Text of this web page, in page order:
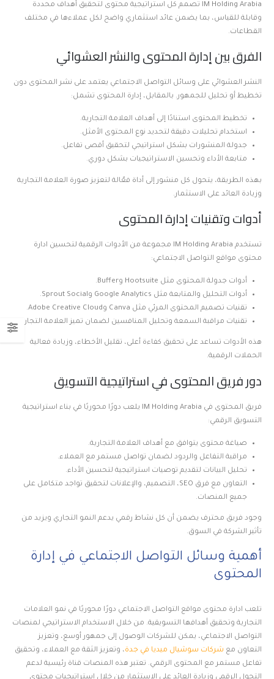
IM Holding Arabia تصمم كل استراتيجية محتوى لتحقيق أهداف محددة
وقابلة للقياس، بما يضمن عائد استثماري واضح لكل عملاءها في مختلف
القطاعات.
الفرق بين إدارة المحتوى والنشر العشوائي
النشر العشوائي على وسائل التواصل الاجتماعي يعتمد على نشر المحتوى دون
تخطيط أو تحليل للجمهور. بالمقابل، إدارة المحتوى تشمل:
تخطيط المحتوى استنادًا إلى أهداف العلامة التجارية.
استخدام تحليلات دقيقة لتحديد نوع المحتوى الأمثل.
جدولة المنشورات بشكل استراتيجي لتحقيق أقصى تفاعل.
متابعة الأداء وتحسين الاستراتيجيات بشكل دوري.
بهذه الطريقة، يتحول كل منشور إلى أداة فعّالة لتعزيز صورة العلامة التجارية
وزيادة العائد على الاستثمار.
أدوات وتقنيات إدارة المحتوى
تستخدم IM Holding Arabia مجموعة من الأدوات الرقمية لتحسين ادارة
محتوى مواقع التواصل الاجتماعي:
أدوات جدولة المحتوى مثل Hootsuite وBuffer.
أدوات التحليل والمتابعة مثل Google Analytics وSprout Social.
تقنيات تصميم المحتوى المرئي مثل Canva وAdobe Creative Cloud.
تقنيات مراقبة السمعة وتحليل المنافسين لضمان تميز العلامة التجارية.
هذه الأدوات تساعد على تحقيق كفاءة أعلى، تقليل الأخطاء، وزيادة فعالية
الحملات الرقمية.
دور فريق المحتوى في استراتيجية التسويق
فريق المحتوى في IM Holding Arabia يلعب دورًا محوريًا في بناء استراتيجية
التسويق الرقمي:
صياغة محتوى يتوافق مع أهداف العلامة التجارية.
مراقبة التفاعل والردود لضمان تواصل مستمر مع العملاء.
تحليل البيانات لتقديم توصيات استراتيجية لتحسين الأداء.
التعاون مع فرق SEO، التصميم، والإعلانات لتحقيق تواجد متكامل على
جميع المنصات.
وجود فريق محترف يضمن أن كل نشاط رقمي يدعم النمو التجاري ويزيد من
تأثير الشركة في السوق.
أهمية وسائل التواصل الاجتماعي في إدارة
المحتوى
تلعب ادارة محتوى مواقع التواصل الاجتماعي دورًا محوريًا في نمو العلامات
التجارية وتحقيق أهدافها التسويقية. من خلال الاستخدام الاستراتيجي لمنصات
التواصل الاجتماعي، يمكن للشركات الوصول إلى جمهور أوسع، وتعزيز
التعاون مع شركات سوشيال ميديا في جدة، وتعزيز الثقة مع العملاء، وتحقيق
تفاعل مستمر مع المحتوى الرقمي. تعتبر هذه المنصات قناة رئيسية لدعم